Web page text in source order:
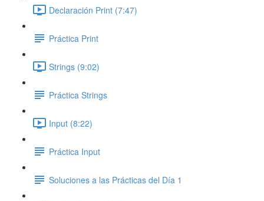
Declaración Print (7:47)
Práctica Print
Strings (9:02)
Práctica Strings
Input (8:22)
Práctica Input
Soluciones a las Prácticas del Día 1